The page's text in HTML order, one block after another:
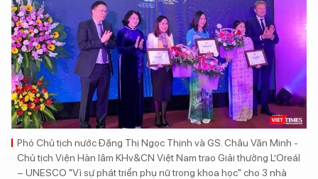
Phó Chủ tịch nước Đặng Thị Ngọc Thịnh và GS. Châu Văn Minh -
Chủ tịch Viện Hàn lâm KHv&CN Việt Nam trao Giải thưởng L’Oreál
– UNESCO "Vì sự phát triển phụ nữ trong khoa học" cho 3 nhà